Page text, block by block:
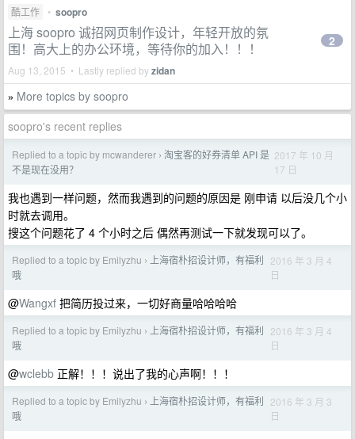
酷工作 • soopro
上海 soopro 诚招网页制作设计，年轻开放的氛
围！高大上的办公环境，等待你的加入！！！
Aug 13, 2015 • Lastly replied byzidan
2
» More topics by soopro
soopro's recent replies
Replied to a topic by mcwanderer › 淘宝客的好券清单 API 是
不是现在没用？
2017 年 10 月
17 日
我也遇到一样问题，然而我遇到的问题的原因是 刚申请 以后没几个小
时就去调用。
搜这个问题花了 4 个小时之后 偶然再测试一下就发现可以了。
Replied to a topic by Emilyzhu ›
上海宿朴招设计师，有福利
哦
2016 年 3 月 4
日
@Wangxf 把简历投过来，一切好商量哈哈哈哈
Replied to a topic by Emilyzhu ›
上海宿朴招设计师，有福利
哦
2016 年 3 月 4
日
@wclebb 正解！！！说出了我的心声啊！！！
Replied to a topic by Emilyzhu ›
上海宿朴招设计师，有福利
哦
2016 年 3 月 3
日